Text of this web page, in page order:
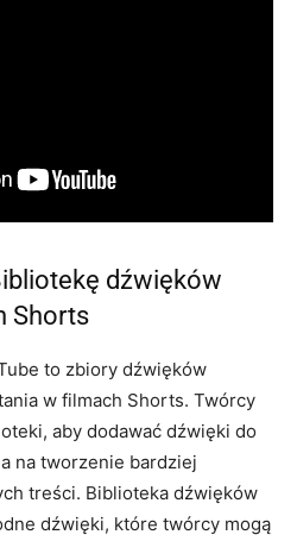
dźwięków
Shorts
to zbiory dźwięków
w filmach Shorts. Twórcy
aby dodawać dźwięki do
na tworzenie bardziej
treści. Biblioteka dźwięków
dźwięki, które twórcy mogą